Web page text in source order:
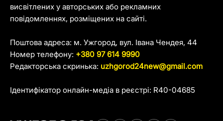
висвітлених у авторських або рекламних
повідомленнях, розміщених на сайті.
Поштова адреса: м. Ужгород, вул. Івана Чендея, 44
Номер телефону: +380 97 614 9990
Редакторська скринька: uzhgorod24new@gmail.com
Ідентифікатор онлайн-медіа в реєстрі: R40-04685